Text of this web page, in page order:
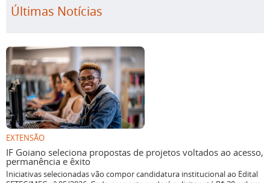
Últimas Notícias
EXTENSÃO
IF Goiano seleciona propostas de projetos voltados ao acesso,
permanência e êxito
Iniciativas selecionadas vão compor candidatura institucional ao Edital